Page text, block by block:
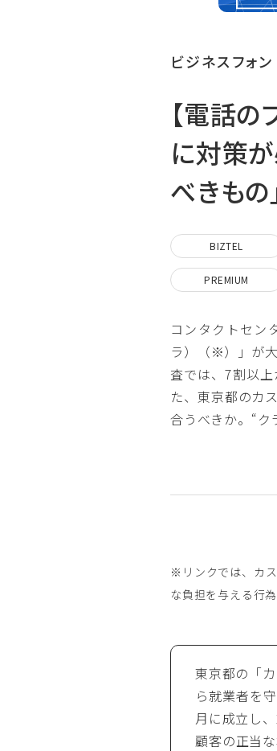
ビジネスフォ
【電話の
に対策
べきもの
BIZTEL
PREMIUM
コンタクトセン
ラ）（※）」が
査では、7割以
た、東京都のカ
合うべきか。“ク
※リンクでは、カ
な負担を与える行
東京都の「
ら就業者を
月に成立し
顧客の正当